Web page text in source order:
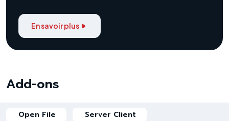
En savoir plus
Add-ons
Open File
Server Client